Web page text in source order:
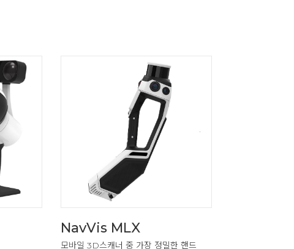
NavVis MLX
모바일 3D스캐너 중 가장 정밀한 핸드